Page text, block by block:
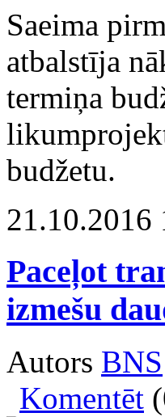
Saeima
atbalstīja
termiņa
budžetu.
21.10.2016
Paceļot
izmešu
Autors BNS
Komentēt